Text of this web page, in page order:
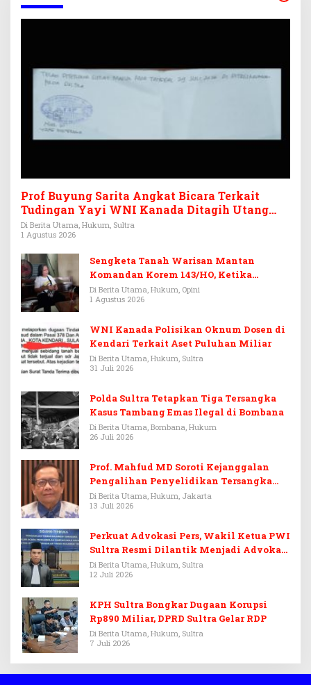
Prof Buyung Sarita Angkat Bicara Terkait
Tudingan Yayi WNI Kanada Ditagih Utang
Rp3,6 Miliar
Di Berita Utama, Hukum, Sultra
1 Agustus 2026
Sengketa Tanah Warisan Mantan
Komandan Korem 143/HO, Ketika
Warisan Menjadi Arena Pemerasan
Di Berita Utama, Hukum, Opini
1 Agustus 2026
WNI Kanada Polisikan Oknum Dosen di
Kendari Terkait Aset Puluhan Miliar
Di Berita Utama, Hukum, Sultra
31 Juli 2026
Polda Sultra Tetapkan Tiga Tersangka
Kasus Tambang Emas Ilegal di Bombana
Di Berita Utama, Bombana, Hukum
26 Juli 2026
Prof. Mahfud MD Soroti Kejanggalan
Pengalihan Penyelidikan Tersangka
Febrie Adriansyah
Di Berita Utama, Hukum, Jakarta
13 Juli 2026
Perkuat Advokasi Pers, Wakil Ketua PWI
Sultra Resmi Dilantik Menjadi Advokat
PERADI
Di Berita Utama, Hukum, Sultra
12 Juli 2026
KPH Sultra Bongkar Dugaan Korupsi
Rp890 Miliar, DPRD Sultra Gelar RDP
Di Berita Utama, Hukum, Sultra
7 Juli 2026